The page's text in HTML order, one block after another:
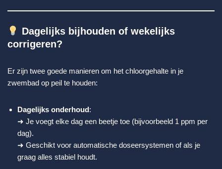
Dagelijks bijhouden of wekelijks
corrigeren?
Er zijn twee goede manieren om het chloorgehalte in je
zwembad op peil te houden:
Dagelijks onderhoud:
➜ Je voegt elke dag een beetje toe (bijvoorbeeld 1 ppm per
dag).
➜ Geschikt voor automatische doseersystemen of als je
graag alles stabiel houdt.